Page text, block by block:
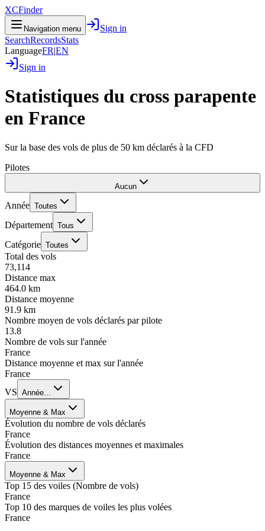
XCFinder
Navigation menu
Sign in
SearchRecordsStats
LanguageFR|EN
Sign in
Statistiques du cross parapente
en France
Sur la base des vols de plus de 50 km déclarés à la CFD
Pilotes
Aucun
Année Toutes
Département Tous
Catégorie Toutes
Total des vols
73,114
Distance max
464.0 km
Distance moyenne
91.9 km
Nombre moyen de vols déclarés par pilote
13.8
Nombre de vols sur l'année
France
Distance moyenne et max sur l'année
France
VS Année...
Moyenne & Max
Évolution du nombre de vols déclarés
France
Évolution des distances moyennes et maximales
France
Moyenne & Max
Top 15 des voiles (Nombre de vols)
France
Top 10 des marques de voiles les plus volées
France